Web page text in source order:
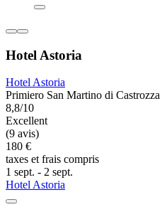
Hotel Astoria
Hotel Astoria
Primiero San Martino di Castrozza
8,8/10
Excellent
(9 avis)
180 €
taxes et frais compris
1 sept. - 2 sept.
Hotel Astoria